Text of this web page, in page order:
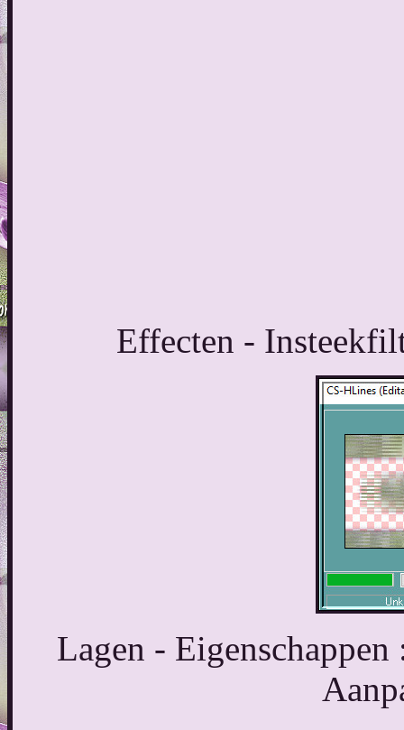
Effecten -
Lagen -